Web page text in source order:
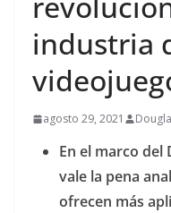
industria
agosto 29, 2021
En el marco del
vale la pena
ofrecen más